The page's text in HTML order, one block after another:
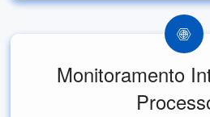
Monitoramento